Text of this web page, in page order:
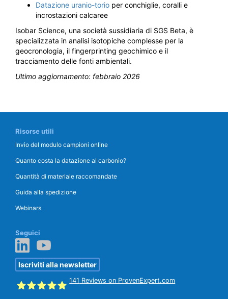
Datazione uranio-torio per conchiglie, coralli e
incrostazioni calcaree
Isobar Science, una società sussidiaria di SGS Beta, è
specializzata in analisi isotopiche complesse per la
geocronologia, il fingerprinting geochimico e il
tracciamento delle fonti ambientali.
Ultimo aggiornamento: febbraio 2026
Risorse utili
Invio del modulo campioni online
Quanto costa la datazione al carbonio?
Quantità di materiale raccomandate
Guida alla spedizione
Webinars
Seguici
Iscriviti alla newsletter
141 Reviews on ProvenExpert.com